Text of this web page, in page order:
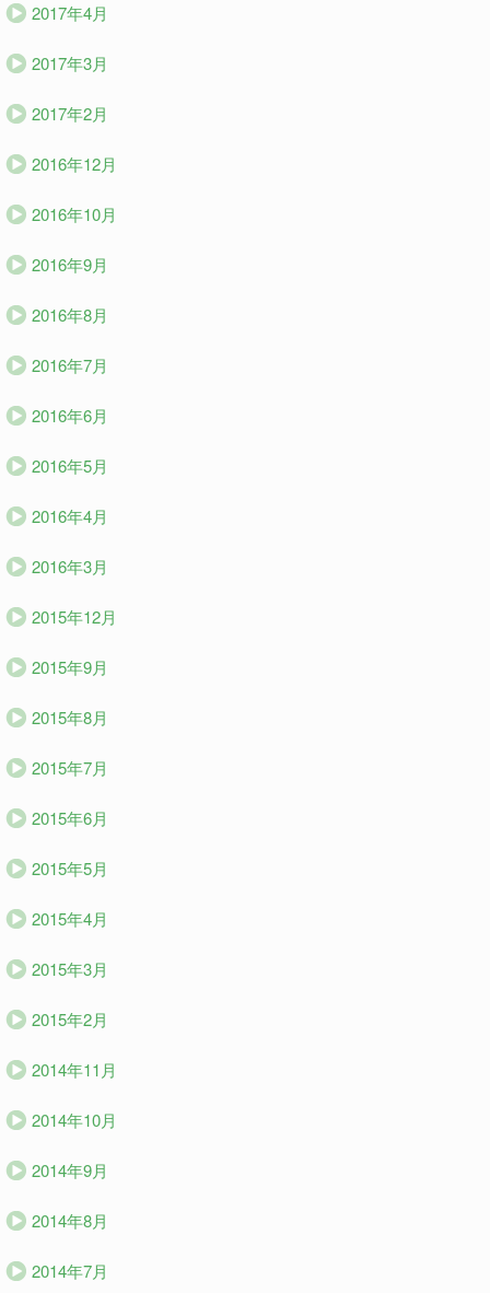
2017年4月
2017年3月
2017年2月
2016年12月
2016年10月
2016年9月
2016年8月
2016年7月
2016年6月
2016年5月
2016年4月
2016年3月
2015年12月
2015年9月
2015年8月
2015年7月
2015年6月
2015年5月
2015年4月
2015年3月
2015年2月
2014年11月
2014年10月
2014年9月
2014年8月
2014年7月